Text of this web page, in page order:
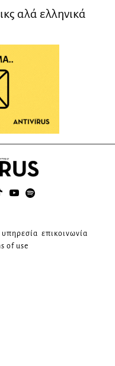
αλά ελληνικά
επικοινωνία
of use